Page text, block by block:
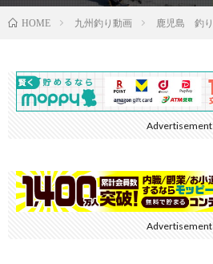
HOME 九州釣り動画 鹿児島 釣り
Advertisement
Advertisement